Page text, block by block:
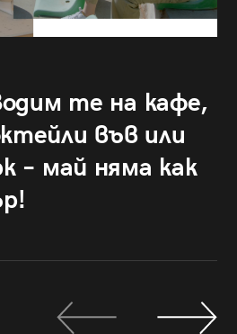
те на кафе,
във или
– май няма как